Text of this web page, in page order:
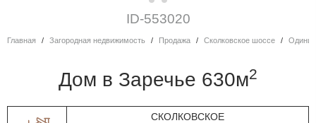
ID-553020
Главная Загородная недвижимость Продажа Сколковское шоссе
дом в Заречье 630м2
СКОЛКОВСКОЕ